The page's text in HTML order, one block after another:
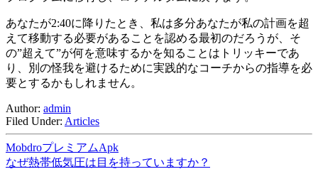
あなたが2:40に降りたとき、私は多分あなたが私の計画を超
えて移動する必要があることを認める最初のだろうが、そ
の”超えて”が何を意味するかを知ることはトリッキーであ
り、別の怪我を避けるために実践的なコーチからの指導を必
要とするかもしれません。
Author: admin
Filed Under: Articles
MobdroプレミアムApk
なぜ熱帯低気圧は目を持っていますか？